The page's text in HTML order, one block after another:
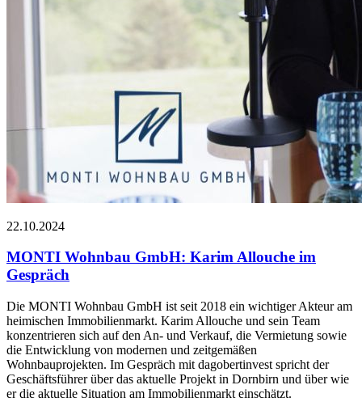
22.10.2024
MONTI Wohnbau GmbH: Karim Allouche im
Gespräch
Die MONTI Wohnbau GmbH ist seit 2018 ein wichtiger Akteur am
heimischen Immobilienmarkt. Karim Allouche und sein Team
konzentrieren sich auf den An- und Verkauf, die Vermietung sowie
die Entwicklung von modernen und zeitgemäßen
Wohnbauprojekten. Im Gespräch mit dagobertinvest spricht der
Geschäftsführer über das aktuelle Projekt in Dornbirn und über wie
er die aktuelle Situation am Immobilienmarkt einschätzt.